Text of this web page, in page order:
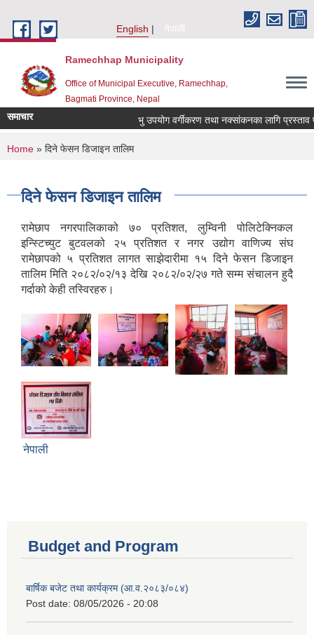
English
नेपाली
Ramechhap Municipality
Office of Municipal Executive, Ramechhap,
Bagmati Province, Nepal
समाचार भु उपयोग वर्गीकरण तथा नक्सांकनका लागि प्रस्ताव पेश
You are here
Home » दिने फेसन डिजाइन तालिम
दिने फेसन डिजाइन तालिम
रामेछाप नगरपालिकाको ७० प्रतिशत, लुम्विनी पोलिटेक्निकल
इन्स्टिच्युट बुटवलको २५ प्रतिशत र नगर उद्योग वाणिज्य संघ
रामेछापको ५ प्रतिशत लागत साझेदारीमा १५ दिने फेसन डिजाइन
तालिम मिति २०८२/०२/१३ देखि २०८२/०२/२७ गते सम्म संचालन हुदै
गर्दाको केही तस्विरहरु।
नेपाली
Budget and Program
बार्षिक बजेट तथा कार्यक्रम (आ.व.२०८३/०८४)
Post date: 08/05/2026 - 20:08